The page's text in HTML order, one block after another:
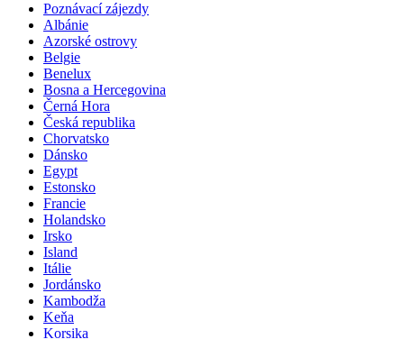
Poznávací zájezdy
Albánie
Azorské ostrovy
Belgie
Benelux
Bosna a Hercegovina
Černá Hora
Česká republika
Chorvatsko
Dánsko
Egypt
Estonsko
Francie
Holandsko
Irsko
Island
Itálie
Jordánsko
Kambodža
Keňa
Korsika